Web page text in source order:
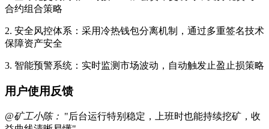
合约组合策略
2. 安全风控体系：采用冷热钱包分离机制，通过多重签名技术
保障资产安全
3. 智能预警系统：实时监测市场波动，自动触发止盈止损策略
用户使用反馈
@矿工小陈： "后台运行特别稳定，上班时也能持续挖矿，收